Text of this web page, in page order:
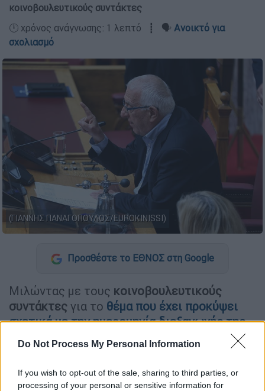
Do Not Process My Personal Information
If you wish to opt-out of the sale, sharing to third parties, or
processing of your personal or sensitive information for
κοινοβουλευτικούς συντάκτες
🕛 χρόνος ανάγνωσης: 1 λεπτό ┋ 🗣️ Ανοικτό για
σχολιασμό
(ΓΙΑΝΝΗΣ ΠΑΝΑΓΟΠΟΥΛΟΣ/EUROKINISSI)
Προσθέστε το ΕΘΝΟΣ στη Google
Μιλώντας με τους κοινοβουλευτικούς
συντάκτες για το θέμα που έχει προκύψει
σχετικά με την ημερομηνία διεξαγωγής της
προ ημερησίας συζήτησης για το Κράτος
Δικαίου, ο πρόεδρος της Βουλής,Νικήτας
Κακλαμάνης
σημείωσε πως αναμένει την
απάντηση του ΠΑΣΟΚ για τις 16 Απριλίου